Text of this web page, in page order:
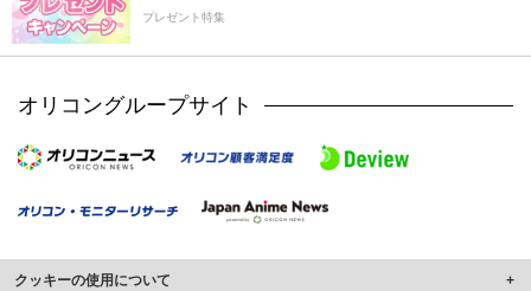
プレゼント特集
オリコングループサイト
クッキーの使用について